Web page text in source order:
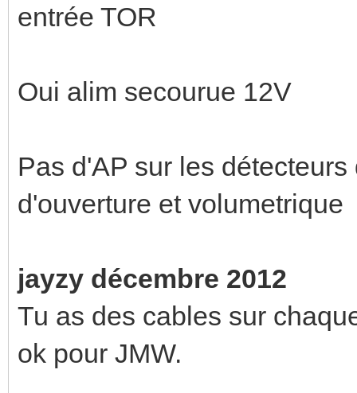
entrée TOR
Oui alim secourue 12V
Pas d'AP sur les
d'ouverture et volumetrique
jayzy décembre 2012
Tu as des cables sur
ok pour JMW.